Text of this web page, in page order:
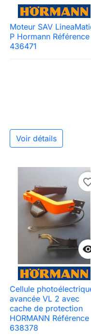
Moteur SAV
P Hormann Référence
436471
Voir détails
Cellule
avancée VL 2 avec
cache de protection
HORMANN Référence
638378